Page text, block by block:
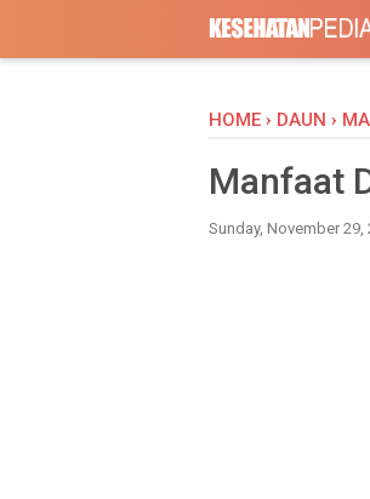
HOME › DAUN ›
Manfaat
Sunday, November 29,